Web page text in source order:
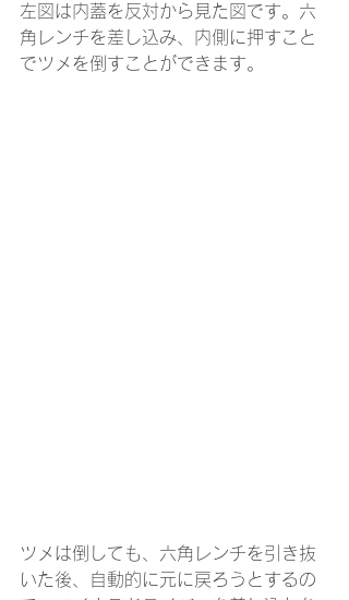
左図は内蓋を反対から見た図です。六
角レンチを差し込み、内側に押すこと
でツメを倒すことができます。
ツメは倒しても、六角レンチを引き抜
いた後、自動的に元に戻ろうとするの